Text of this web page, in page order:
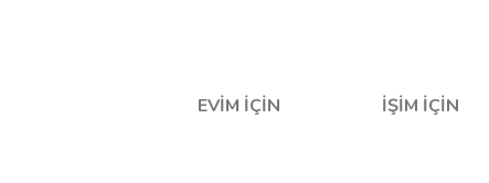
EVİM İÇİN İŞİM İÇİN